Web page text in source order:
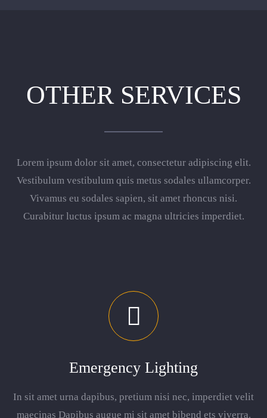
OTHER SERVICES
Lorem ipsum dolor sit amet, consectetur adipiscing elit.
Vestibulum vestibulum quis metus sodales ullamcorper.
Vivamus eu sodales sapien, sit amet rhoncus nisi.
Curabitur luctus ipsum ac magna ultricies imperdiet.
Emergency Lighting
In sit amet urna dapibus, pretium nisi nec, imperdiet velit
maecinas Dapibus augue mi sit amet bibend ets viverra.